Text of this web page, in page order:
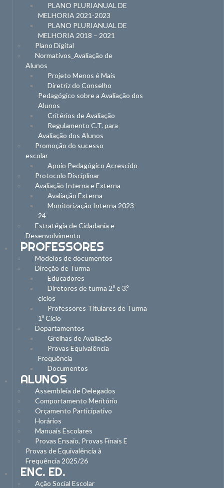
PLANO PLURIANUAL DE
MELHORIA 2021-2023
PLANO PLURIANUAL DE
MELHORIA 2018 – 2021
Plano Digital
Normativos_Avaliação de
Alunos
Projeto Menos é Mais
Diretriz do Conselho
Pedagógico sobre a Avaliação dos
Alunos
Critérios de Avaliação
Regulamento C.T. para
Avaliação dos Alunos
Promoção do sucesso
escolar
Apoio Pedagógico Acrescido
Protocolo Disciplinar
Avaliação Interna e Externa
Avaliação Externa
Monitorização Interna 2023-
24
Estratégia de Cidadania e
Desenvolvimento
PROFESSORES
Modelos de documentos
Direção de Turma
Educadores
Diretores de turma 2.º e 3.º
ciclos
Professores Titulares de Turma
1º Ciclo
Departamentos
Grelhas de Avaliação
Provas Equivalência
Frequência
Documentos
ALUNOS
Assembleia de Delegados
Comportamento Meritório
Orçamento Participativo
Horários
Manuais Escolares
Provas Ensaio, Provas Finais E
Provas de Equivalência à
Frequência 2025/26
ENC. ED.
Ação Social Escolar